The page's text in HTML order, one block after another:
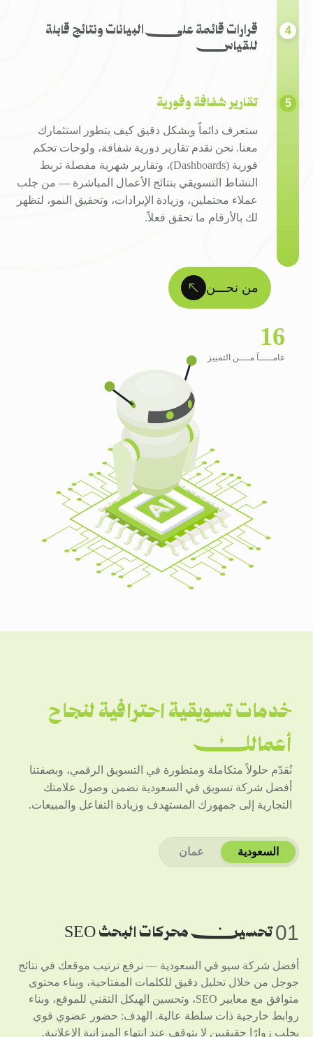
قرارات قائمة على البيانات ونتائج قابلة
للقياس
تقارير شفافة وفورية
ستعرف دائماً وبشكل دقيق كيف يتطور استثمارك
معنا. نحن نقدم تقارير دورية شفافة، ولوحات تحكم
فورية (Dashboards)، وتقارير شهرية مفصلة تربط
النشاط التسويقي بنتائج الأعمال المباشرة — من جلب
عملاء محتملين، وزيادة الإيرادات، وتحقيق النمو، لتظهر
لك بالأرقام ما تحقق فعلاً.
من نحـــن
16
عامـــــاََ مــــن التمييز
خدمات تسويقية احترافية لنجاح
أعمالك
نُقدّم حلولاً متكاملة ومتطورة في التسويق الرقمي، وبصفتنا
أفضل شركة تسويق في السعودية نضمن وصول علامتك
التجارية إلى جمهورك المستهدف وزيادة التفاعل والمبيعات.
السعودية عمان
01 تحسين محركات البحث SEO
أفضل شركة سيو في السعودية — نرفع ترتيب موقعك في نتائج
جوجل من خلال تحليل دقيق للكلمات المفتاحية، وبناء محتوى
متوافق مع معايير SEO، وتحسين الهيكل التقني للموقع، وبناء
روابط خارجية ذات سلطة عالية. الهدف: حضور عضوي قوي
يجلب زوارًا حقيقيين لا يتوقف عند انتهاء الميزانية الإعلانية.